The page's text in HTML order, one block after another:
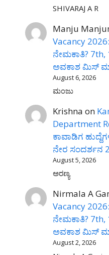
SHIVARAJ A R
Manju
Vacancy
ನೇಮಕಾತಿ?
ಅವಕಾಶ ಮಿಸ್
August 6, 2026
ಮಂಜು
Krishna on
Department
ಕಾವಾಡಿಗ
ನೇರ ಸಂದರ್ಶನ
August 5, 2026
ಅರಣ್ಯ
Nirmala A
Vacancy
ನೇಮಕಾತಿ?
ಅವಕಾಶ ಮಿಸ್
August 2, 2026